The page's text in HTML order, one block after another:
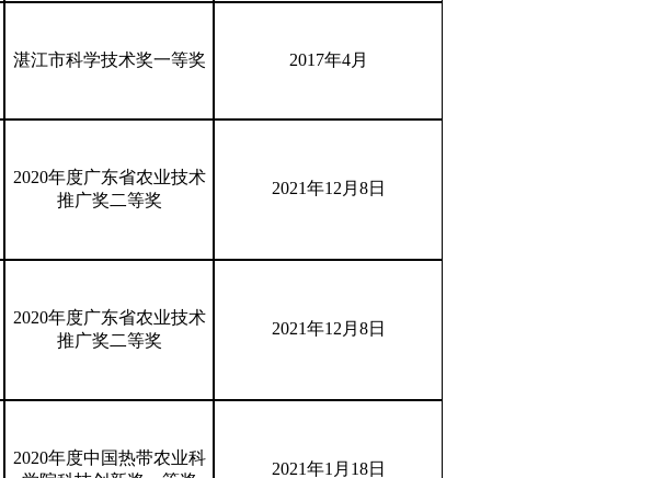
湛江市科学技术奖一等奖 2017年4月
2020年度广东省农业技术
推广奖二等奖
2021年12月8日
2020年度广东省农业技术
推广奖二等奖
2021年12月8日
2020年度中国热带农业科
2021年1月18日